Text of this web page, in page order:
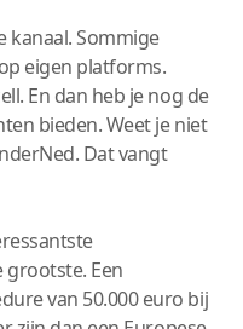
kanaal. Sommige
eigen platforms.
En dan heb je nog de
bieden. Weet je niet
Dat vangt
Een
van 50.000 euro bij